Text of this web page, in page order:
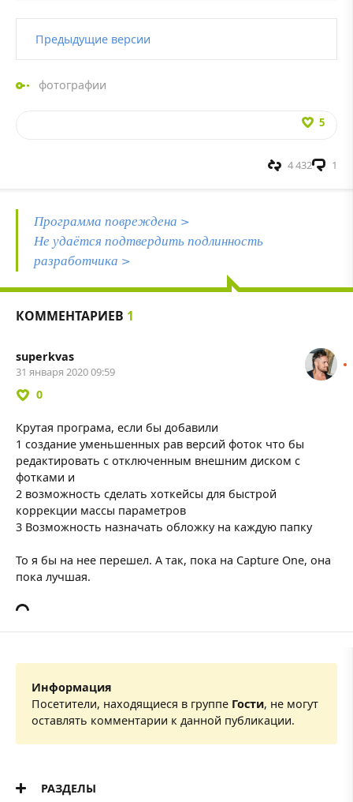
Предыдущие версии
фотографии
5
1
4 432
Программа повреждена >
Не удаётся подтвердить подлинность
разработчика >
КОММЕНТАРИЕВ 1
superkvas
31 января 2020 09:59
0
Крутая програма, если бы добавили
1 создание уменьшенных рав версий фоток что бы
редактировать с отключенным внешним диском с
фотками и
2 возможность сделать хоткейсы для быстрой
коррекции массы параметров
3 Возможность назначать обложку на каждую папку
То я бы на нее перешел. А так, пока на Capture One, она
пока лучшая.
Информация
Посетители, находящиеся в группе Гости, не могут
оставлять комментарии к данной публикации.
РАЗДЕЛЫ